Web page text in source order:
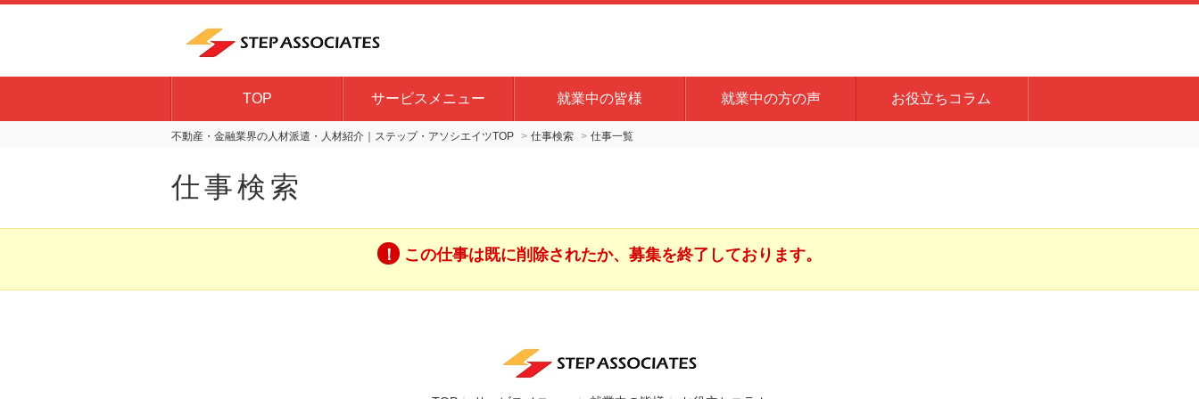
TOP サービスメニュー 就業中の皆様 就業中の方の声 お役立ちコラム
不動産・金融業界の人材派遣・人材紹介｜ステップ・アソシエイツTOP 仕事検索 仕事一覧
仕事検索
この仕事は既に削除されたか、募集を終了しております。